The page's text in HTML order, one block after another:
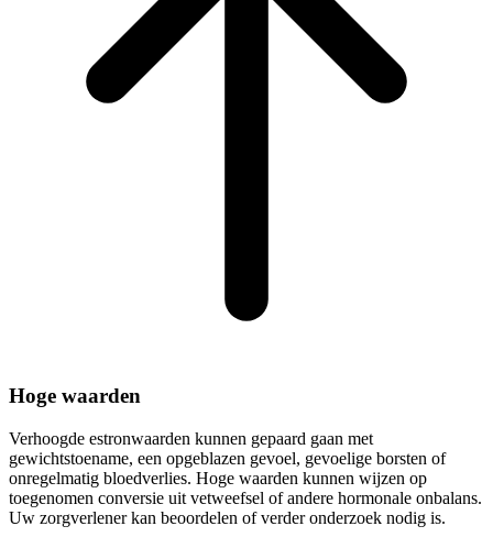
Hoge waarden
Verhoogde estronwaarden kunnen gepaard gaan met
gewichtstoename, een opgeblazen gevoel, gevoelige borsten of
onregelmatig bloedverlies. Hoge waarden kunnen wijzen op
toegenomen conversie uit vetweefsel of andere hormonale onbalans.
Uw zorgverlener kan beoordelen of verder onderzoek nodig is.